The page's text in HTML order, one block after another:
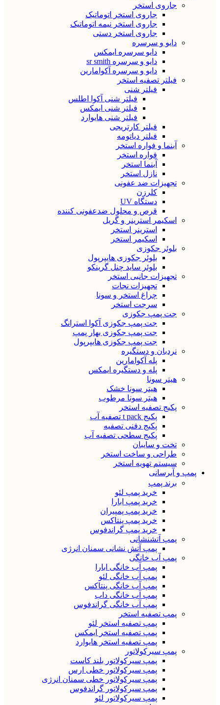
جاروی استخر
جاروی استخر اتوماتیک
جاروی استخر نیمه اتوماتیک
جاروی استخر دستی
دایو و سرسره
دایو سرسره ایمکس
دایو و سرسره sr smith
دایو و سرسره آکوامارین
فیلتر تصفیه استخر
فیلتر شنی
فیلتر شنی آکوا اطلس
فیلتر شنی ایمکس
فیلتر شنی هایوارد
فیلتر کارتریجی
فیلتر دیاتومه
آبنما و فواره استخر
فواره استخر
آبنما استخر
نازل استخر
تجهیزات ضد عفونی
کلرزن
دستگاه UV
قرص و محلول ضدعفونی کننده
اسکیمر استرینر و گریل
استرینر استخر
اسکیمر استخر
بلوئر جکوزی
بلوئر جکوزی هایپرپول
بلوئر ساید چنل گرینکو
تجهیزات جانبی استخر
تجهیزات نجات
چراغ استخر و سونا
سرجت استخر
جت پمپ جکوزی
جت پمپ جکوزی آکوا استرانگ
جت پمپ جکوزی بهار پمپ
جت پمپ جکوزی هایپرپول
نردبان و دستگیره
پله آکوامارین
پله و دستگیره ایمکس
هیتر سونا
هیتر سونا خشک
هیتر سونا مرطوب
پکیج تصفیه استخر
پکیج t pack تصفیه آب
پکیج دفنی تصفیه
پکیج سطحی تصفیه آب
تخت و سایبان
طراحی و ساخت استخر
سیستم تهویه استخر
پمپ و آبرسانی
برند پمپ
خرید پمپ لئو
خرید پمپ ابارا
خرید پمپ پمپیران
خرید پمپ پنتاکس
خرید پمپ گراندفوس
پمپ آتشنشانی
پمپ آتش نشانی سمنان انرژی
پمپ آب خانگی
پمپ آب خانگی ابارا
پمپ آب خانگی لئو
پمپ آب خانگی پنتاکس
پمپ آب خانگی داب
پمپ آب خانگی گراندفوس
پمپ تصفیه استخر
پمپ تصفیه استخر لئو
پمپ تصفیه استخر ایمکس
پمپ تصفیه استخر هایوارد
پمپ سیرکولاتور
پمپ سیرکولاتور بلند کاست
پمپ سیرکولاتور خطی ارس
پمپ سیرکولاتور خطی سمنان انرژی
پمپ سیرکولاتور گراندفوس
پمپ سیرکولاتور لئو